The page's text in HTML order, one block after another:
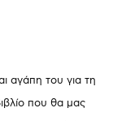
αγάπη του για τη
που θα μας